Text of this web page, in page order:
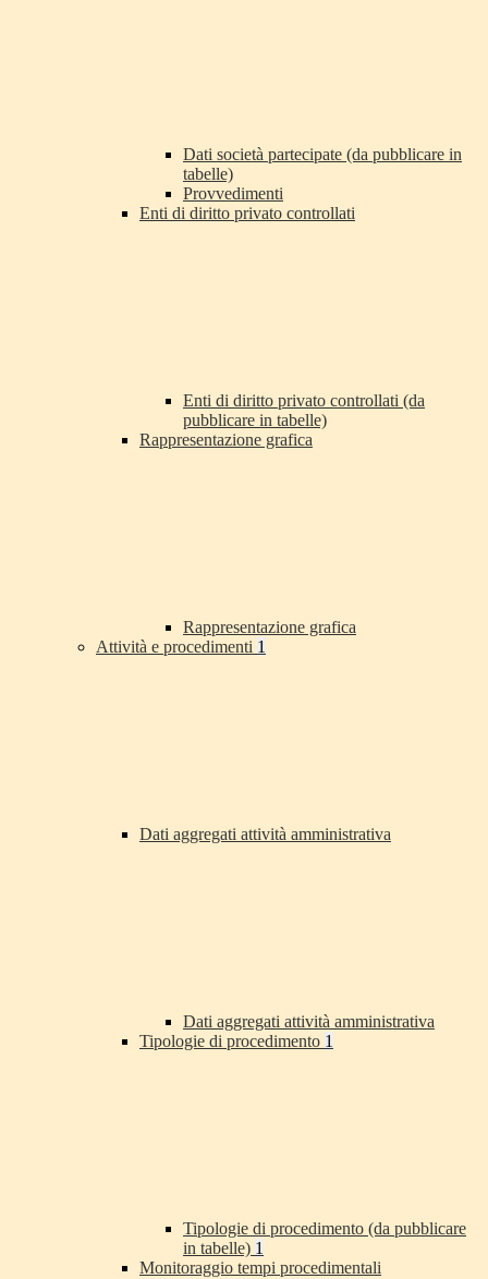
Dati società partecipate (da pubblicare in
tabelle)
Provvedimenti
Enti di diritto privato controllati
Enti di diritto privato controllati (da
pubblicare in tabelle)
Rappresentazione grafica
Rappresentazione grafica
Attività e procedimenti 1
Dati aggregati attività amministrativa
Dati aggregati attività amministrativa
Tipologie di procedimento 1
Tipologie di procedimento (da pubblicare
in tabelle) 1
Monitoraggio tempi procedimentali